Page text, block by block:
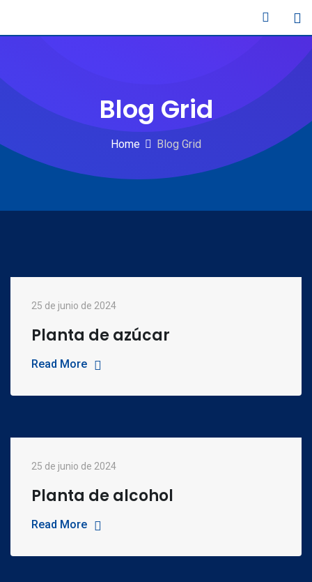
Blog Grid
Home Blog Grid
25 de junio de 2024
Planta de azúcar
Read More
25 de junio de 2024
Planta de alcohol
Read More